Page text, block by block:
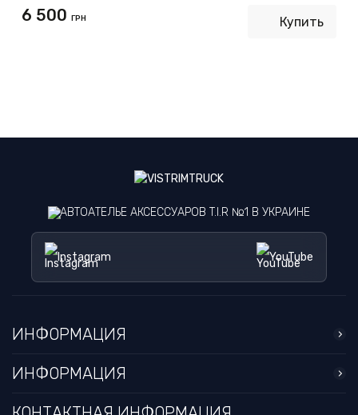
6 500 ГРН Купить
АВТОАТЕЛЬЕ АКСЕССУАРОВ T.I.R №1 В УКРАИНЕ
Instagram YouTube
ИНФОРМАЦИЯ
ИНФОРМАЦИЯ